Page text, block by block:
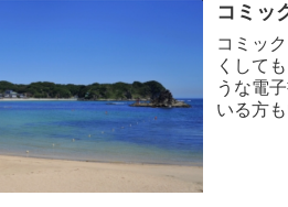
コミッ
コミッ
くして
うな電
いる方